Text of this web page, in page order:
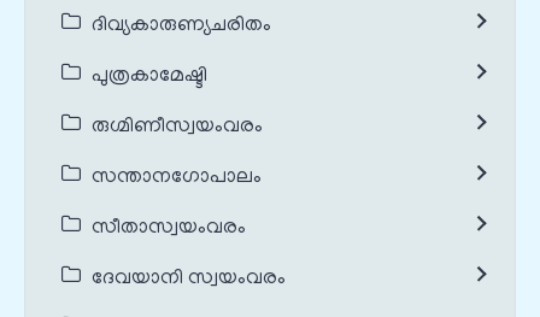
ദിവ്യകാരുണ്യചരിതം
പുത്രകാമേഷ്ടി
രുഗ്മിണീസ്വയംവരം
സന്താനഗോപാലം
സീതാസ്വയംവരം
ദേവയാനി സ്വയംവരം